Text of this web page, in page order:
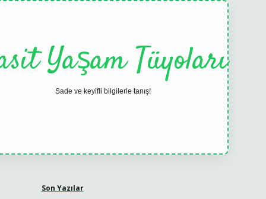
Yaşam Tüyoları
Sade ve keyifli bilgilerle tanış!
Son Yazılar